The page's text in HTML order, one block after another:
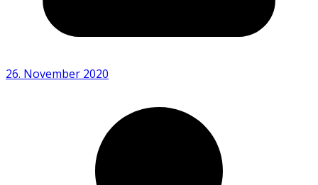
26. November 2020